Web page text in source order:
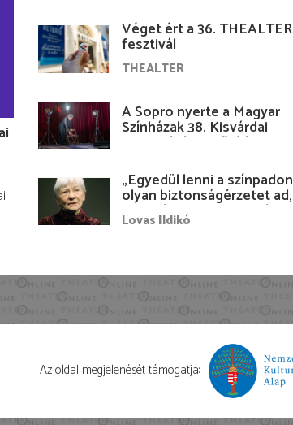
Véget ért a 36. THEALTER
fesztivál
THEALTER
A Sopro nyerte a Magyar
Színházak 38. Kisvárdai
Fesztiváljának fődíját
„Egyedül lenni a színpadon
olyan biztonságérzetet ad,
hogy lám, mindenki más
nélkül is megvagyok
Lovas Ildikó
Az oldal megjelenését támogatja: